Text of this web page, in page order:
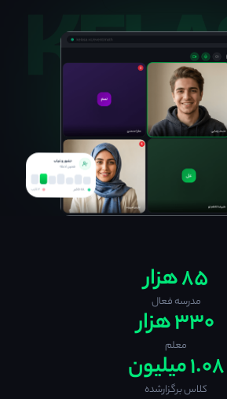
۸۵ هزار
مدرسه فعال
۳۳۰ هزار
معلم
۱.۰۸ میلیون
کلاس برگزارشده